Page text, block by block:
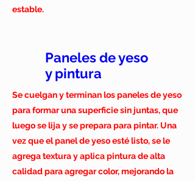
estable.
Paneles de yeso
y pintura
Se cuelgan y terminan los paneles de yeso
para formar una superficie sin juntas, que
luego se lija y se prepara para pintar. Una
vez que el panel de yeso esté listo, se le
agrega textura y aplica pintura de alta
calidad para agregar color, mejorando la